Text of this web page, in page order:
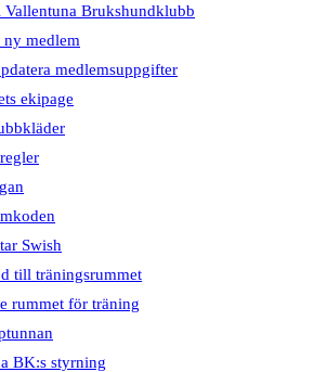
Vallentuna Brukshundklubb
medlem
medlemsuppgifter
ekipage
Swish
till träningsrummet
rummet för träning
BK:s styrning